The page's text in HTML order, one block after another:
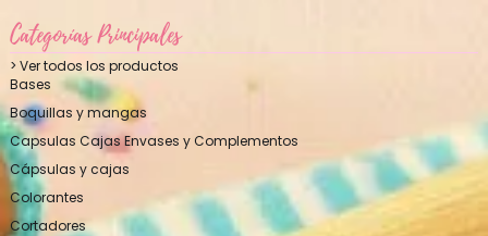
Categorías Principales
> Ver todos los productos
Bases
Boquillas y mangas
Capsulas Cajas Envases y Complementos
Cápsulas y cajas
Colorantes
Cortadores